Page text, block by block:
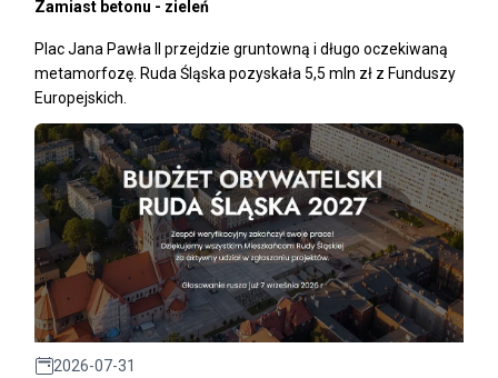
Zamiast betonu - zieleń
Plac Jana Pawła II przejdzie gruntowną i długo oczekiwaną
metamorfozę. Ruda Śląska pozyskała 5,5 mln zł z Funduszy
Europejskich.
2026-07-31